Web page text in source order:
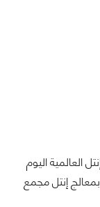
العالمية اليوم
إنتل مجمع